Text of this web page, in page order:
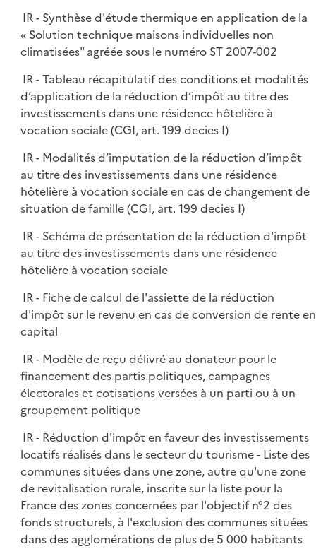
IR - Synthèse d'étude thermique en application de la
« Solution technique maisons individuelles non
climatisées" agréée sous le numéro ST 2007-002
IR - Tableau récapitulatif des conditions et modalités
d’application de la réduction d’impôt au titre des
investissements dans une résidence hôtelière à
vocation sociale (CGI, art. 199 decies I)
IR - Modalités d’imputation de la réduction d’impôt
au titre des investissements dans une résidence
hôtelière à vocation sociale en cas de changement de
situation de famille (CGI, art. 199 decies I)
IR - Schéma de présentation de la réduction d'impôt
au titre des investissements dans une résidence
hôtelière à vocation sociale
IR - Fiche de calcul de l'assiette de la réduction
d'impôt sur le revenu en cas de conversion de rente en
capital
IR - Modèle de reçu délivré au donateur pour le
financement des partis politiques, campagnes
électorales et cotisations versées à un parti ou à un
groupement politique
IR - Réduction d'impôt en faveur des investissements
locatifs réalisés dans le secteur du tourisme - Liste des
communes situées dans une zone, autre qu'une zone
de revitalisation rurale, inscrite sur la liste pour la
France des zones concernées par l'objectif n°2 des
fonds structurels, à l'exclusion des communes situées
dans des agglomérations de plus de 5 000 habitants